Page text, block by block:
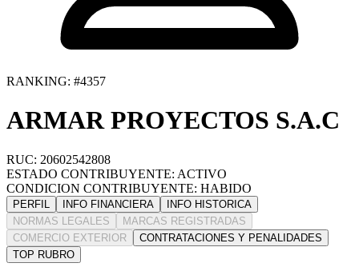
RANKING: #4357
ARMAR PROYECTOS S.A.C
RUC: 20602542808
ESTADO CONTRIBUYENTE: ACTIVO
CONDICION CONTRIBUYENTE: HABIDO
PERFIL INFO FINANCIERA
INFO HISTORICA
NORMAS LEGALES
MARCAS REGISTRADAS
COMERCIO EXTERIOR
CONTRATACIONES Y PENALIDADES
TOP RUBRO